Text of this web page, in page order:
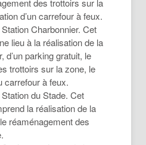
d’un carrefour à feux.
Station Charbonnier. Cet
lieu à la réalisation de la
d’un parking gratuit, le
trottoirs sur la zone, le
carrefour à feux.
Station du Stade. Cet
la réalisation de la
réaménagement des